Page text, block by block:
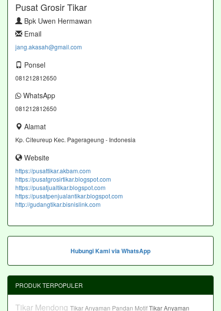
Pusat Grosir Tikar
Bpk Uwen Hermawan
Email
jang.akasah@gmail.com
Ponsel
081212812650
WhatsApp
081212812650
Alamat
Kp. Citeureup Kec. Pagerageung - Indonesia
Website
https://pusattikar.akbam.com
https://pusatgrosirtikar.blogspot.com
https://pusatjualtikar.blogspot.com
https://pusatpenjualantikar.blogspot.com
http://gudangtikar.bisnislink.com
Hubungi Kami via WhatsApp
PRODUK TERPOPULER
Tikar Mendong Tikar Anyaman Pandan MotifTikar Anyaman